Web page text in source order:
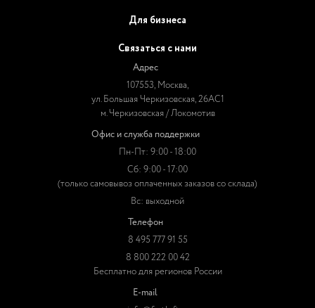
Для бизнеса
Связаться с нами
Адрес
107553, Москва,
ул. Большая Черкизовская, 26АС1
м. Черкизовская / Локомотив
Офис и служба поддержки
Пн-Пт: 9:00 - 18:00
Сб: 9:00 - 17:00
(только самовывоз оплаченных заказов со склада)
Вс: выходной
Телефон
8 495 777 91 55
8 800 222 00 42
Бесплатно для регионов России
E-mail